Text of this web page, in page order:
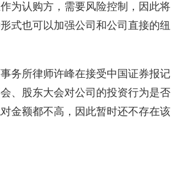
为认购方，需要风险控制，因此将
式也可以加强公司和公司直接的纽
务所律师许峰在接受中国证券报记
、股东大会对公司的投资行为是否
金额都不高，因此暂时还不存在该